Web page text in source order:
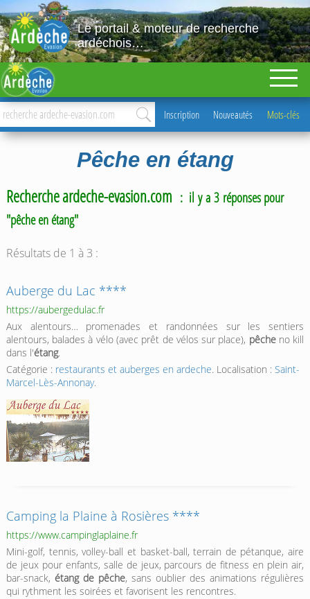
Le portail & moteur de recherche
ardéchois…
Inscription Nouveautés Mots-clés
Pêche en étang
Recherche ardeche-evasion.com : il y a 3 réponses pour
"pêche en étang"
Résultats de 1 à 3 :
Auberge du Lac ****
https://aubergedulac.fr
Aux alentours… promenades et randonnées sur les sentiers
alentours, balades à vélo (avec prêt de vélos sur place), pêcheno kill
dans l'étang.
Catégorie : restaurants et auberges en ardeche. Localisation : Saint-
Marcel-Lès-Annonay.
Camping la Plaine à Rosières ****
https://www.campinglaplaine.fr
Mini-golf, tennis, volley-ball et basket-ball, terrain de pétanque, aire
de jeux pour enfants, salle de jeux, parcours de fitness en plein air,
bar-snack, étang de pêche, sans oublier des animations régulières
qui rythment les soirées et favorisent les rencontres.